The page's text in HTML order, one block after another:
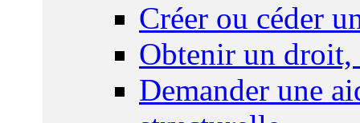
Créer ou céder
Obtenir un droit,
Demander une